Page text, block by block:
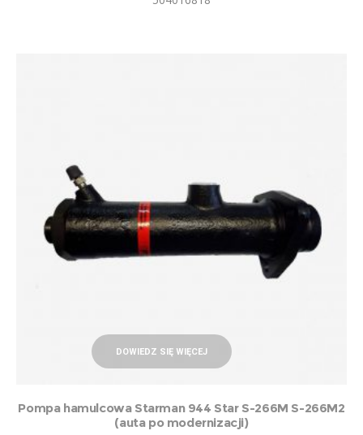
DOWIEDZ SIĘ WIĘCEJ
Pompa hamulcowa Starman 944 Star S-266M S-266M2
(auta po modernizacji)